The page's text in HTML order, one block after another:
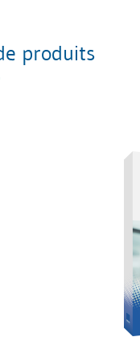
produits